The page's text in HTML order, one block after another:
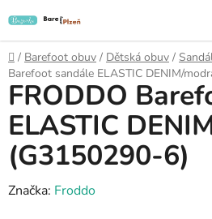
na
obsah
Domů
/ Barefoot obuv / Dětská obuv /
Barefoot sandále ELASTIC DENIM/
FRODDO
ELASTIC
(G3150290-6)
Značka: Froddo